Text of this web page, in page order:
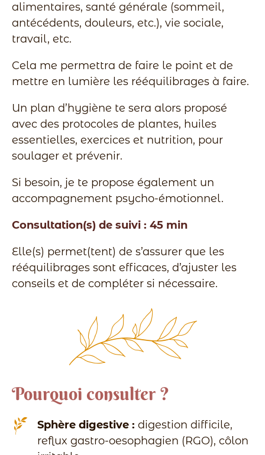
alimentaires, santé générale (sommeil,
antécédents, douleurs, etc.), vie sociale,
travail, etc.
Cela me permettra de faire le point et de
mettre en lumière les rééquilibrages à faire.
Un plan d’hygiène te sera alors proposé
avec des protocoles de plantes, huiles
essentielles, exercices et nutrition, pour
soulager et prévenir.
Si besoin, je te propose également un
accompagnement psycho-émotionnel.
Consultation(s) de suivi : 45 min
Elle(s) permet(tent) de s’assurer que les
rééquilibrages sont efficaces, d’ajuster les
conseils et de compléter si nécessaire.
Pourquoi consulter ?
Sphère digestive : digestion difficile,
reflux gastro-oesophagien (RGO), côlon